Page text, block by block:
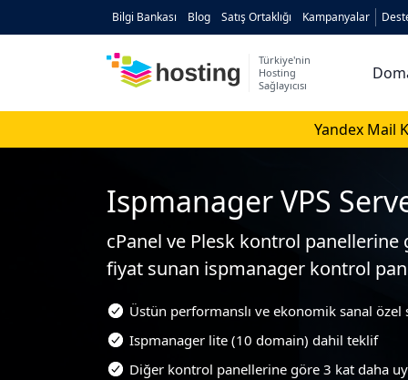
Bilgi Bankası Blog Satış Ortaklığı Kampanyalar
Türkiye'nin
Hosting
Sağlayıcısı
Domain
Kurumsal E-posta
SSL Sertifikası
Yandex Mail
Ispmanager VPS
cPanel ve Plesk kontrol
fiyat sunan ispmanager kontrol
Üstün performanslı ve ekonomik sanal özel
Ispmanager lite (10 domain) dahil teklif
Diğer kontrol panellerine göre 3 kat daha